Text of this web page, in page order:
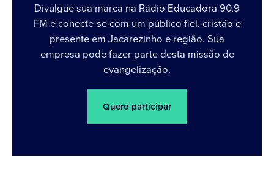
Divulgue sua marca na Rádio Educadora 90,9
FM e conecte-se com um público fiel, cristão e
presente em Jacarezinho e região. Sua
empresa pode fazer parte desta missão de
evangelização.
Quero participar